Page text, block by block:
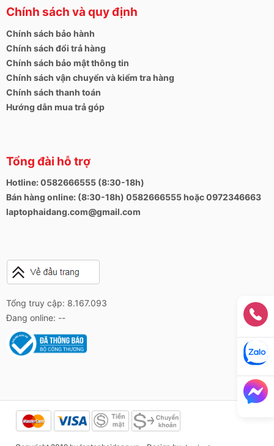
Chính sách và quy định
Chính sách bảo hành
Chính sách đổi trả hàng
Chính sách bảo mật thông tin
Chính sách vận chuyển và kiểm tra hàng
Chính sách thanh toán
Hướng dẫn mua trả góp
Tổng đài hỗ trợ
Hotline: 0582666555 (8:30-18h)
Bán hàng online: (8:30-18h) 0582666555 hoặc 0972346663
laptophaidang.com@gmail.com
Tổng truy cập: 8.167.093
Đang online: --